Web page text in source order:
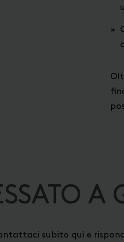
A
subito qui e